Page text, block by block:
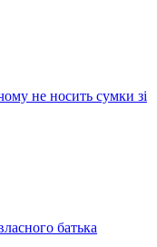
не носить сумки зі
батька